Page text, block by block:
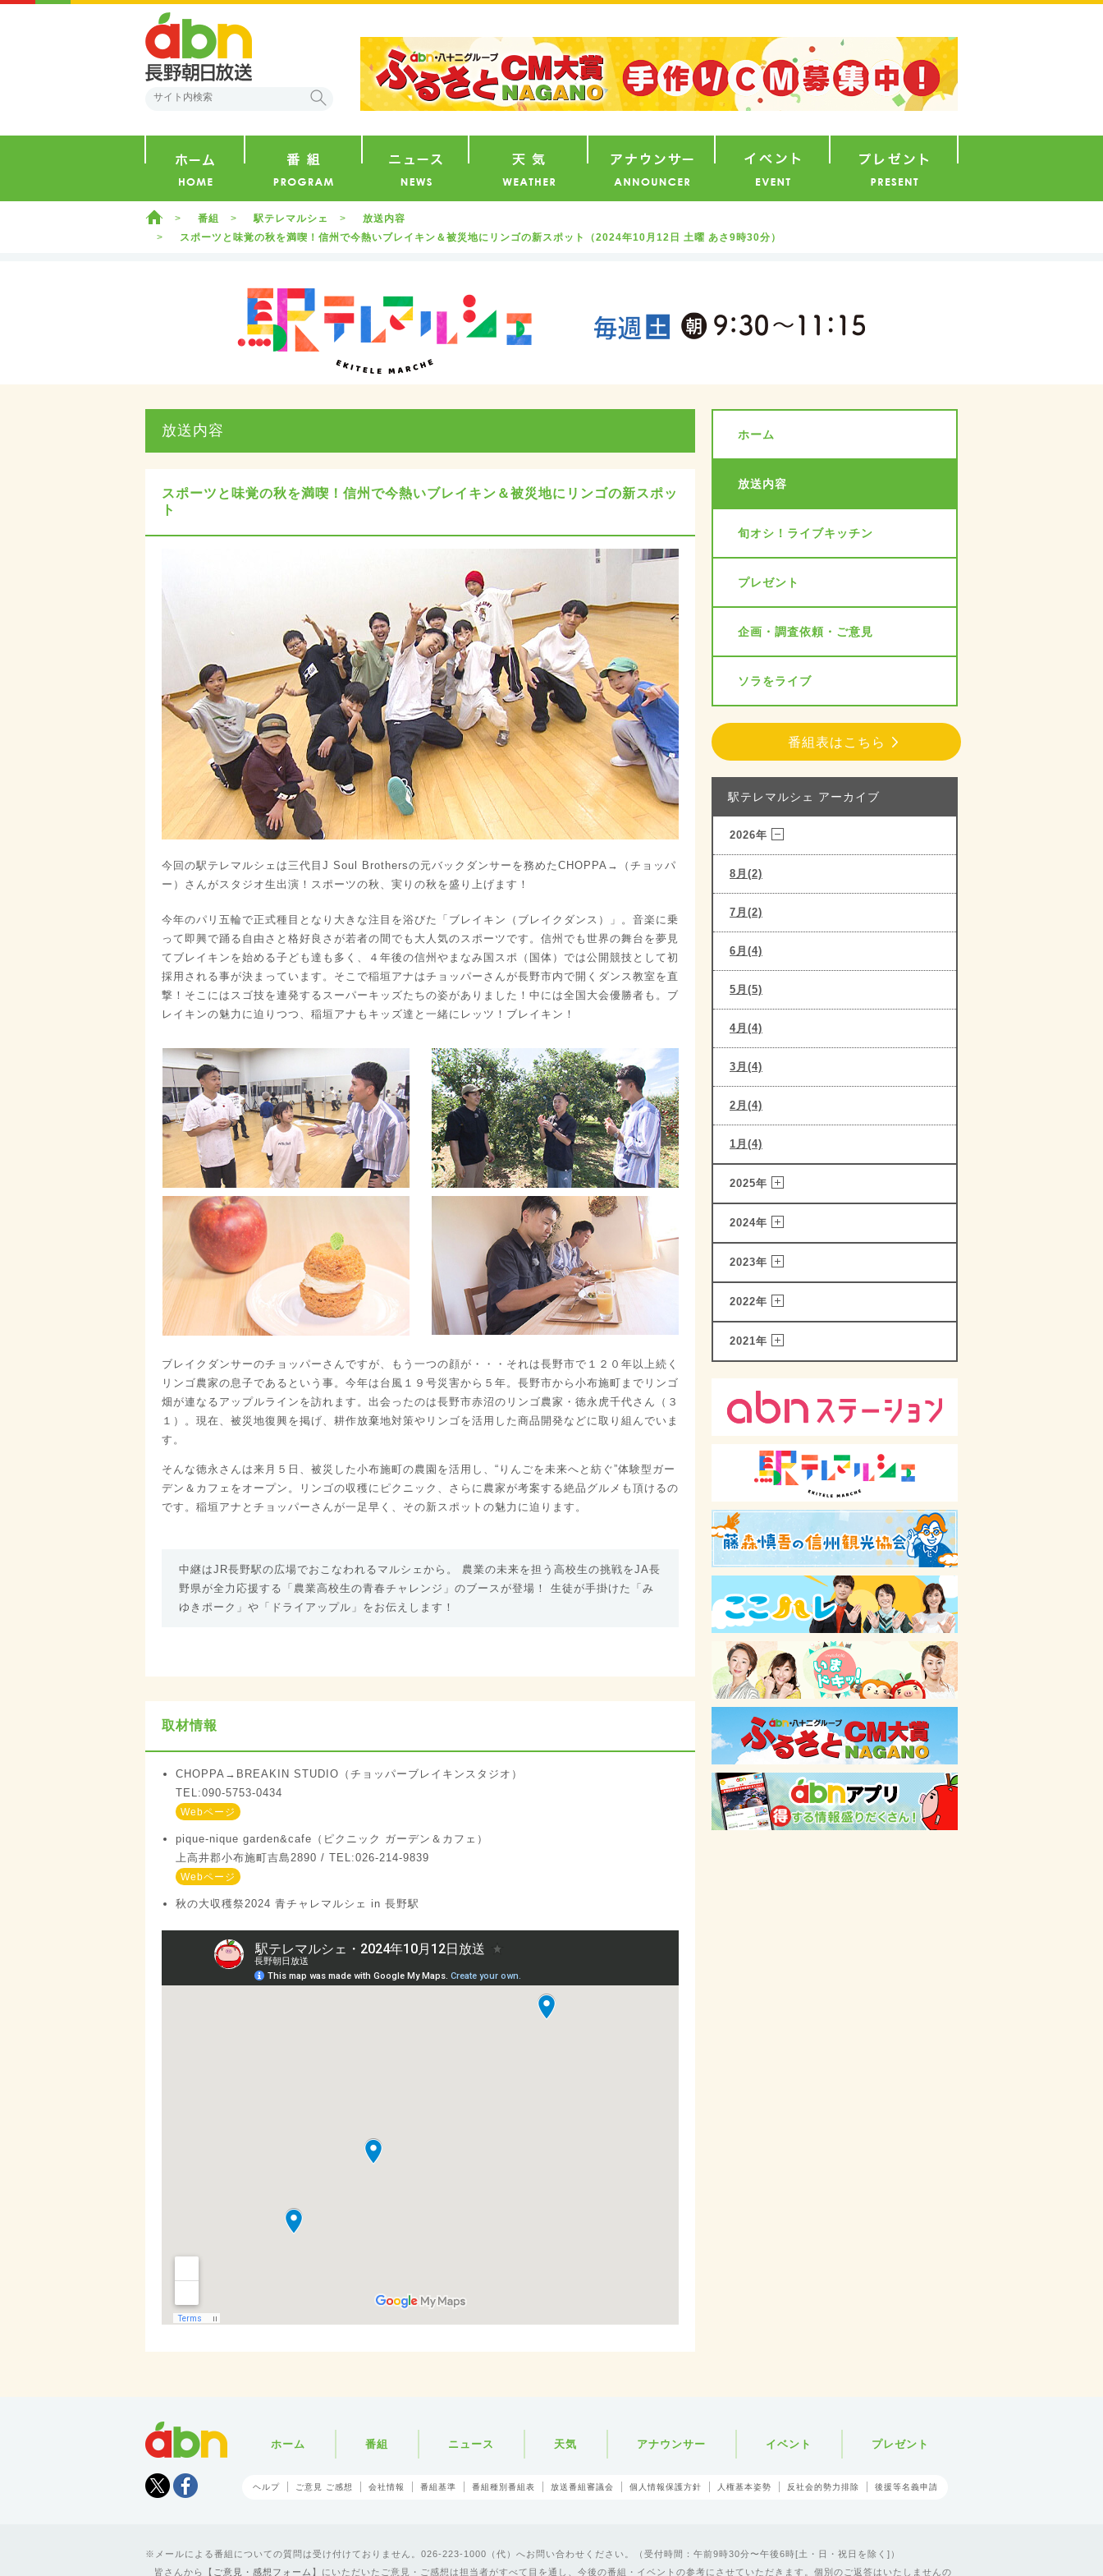
ホーム 番組 駅テレマルシェ
放送内容
スポーツと味覚の秋を満喫！信州で今熱いブレイキン＆被災地にリンゴの新スポット（2024年10月12日 土曜 あさ9時30分）
放送内容
スポーツと味覚の秋を満喫！信州で今熱いブレイキン＆被災地にリンゴの新スポッ
ト
今回の駅テレマルシェは三代目J Soul Brothersの元バックダンサーを務めたCHOPPA→（チョッパ
ー）さんがスタジオ生出演！スポーツの秋、実りの秋を盛り上げます！
今年のパリ五輪で正式種目となり大きな注目を浴びた「ブレイキン（ブレイクダンス）」。音楽に乗
って即興で踊る自由さと格好良さが若者の間でも大人気のスポーツです。信州でも世界の舞台を夢見
てブレイキンを始める子ども達も多く、４年後の信州やまなみ国スポ（国体）では公開競技として初
採用される事が決まっています。そこで稲垣アナはチョッパーさんが長野市内で開くダンス教室を直
撃！そこにはスゴ技を連発するスーパーキッズたちの姿がありました！中には全国大会優勝者も。ブ
レイキンの魅力に迫りつつ、稲垣アナもキッズ達と一緒にレッツ！ブレイキン！
ブレイクダンサーのチョッパーさんですが、もう一つの顔が・・・それは長野市で１２０年以上続く
リンゴ農家の息子であるという事。今年は台風１９号災害から５年。長野市から小布施町までリンゴ
畑が連なるアップルラインを訪れます。出会ったのは長野市赤沼のリンゴ農家・徳永虎千代さん（３
１）。現在、被災地復興を掲げ、耕作放棄地対策やリンゴを活用した商品開発などに取り組んでいま
す。
そんな徳永さんは来月５日、被災した小布施町の農園を活用し、“りんごを未来へと紡ぐ”体験型ガー
デン＆カフェをオープン。リンゴの収穫にピクニック、さらに農家が考案する絶品グルメも頂けるの
です。稲垣アナとチョッパーさんが一足早く、その新スポットの魅力に迫ります。
中継はJR長野駅の広場でおこなわれるマルシェから。 農業の未来を担う高校生の挑戦をJA長
野県が全力応援する「農業高校生の青春チャレンジ」のブースが登場！ 生徒が手掛けた「み
ゆきポーク」や「ドライアップル」をお伝えします！
取材情報
CHOPPA→BREAKIN STUDIO（チョッパーブレイキンスタジオ）
TEL:090-5753-0434
Webページ
pique-nique garden&cafe（ピクニック ガーデン＆カフェ）
上高井郡小布施町吉島2890 / TEL:026-214-9839
Webページ
秋の大収穫祭2024 青チャレマルシェ in 長野駅
ホーム
放送内容
旬オシ！ライブキッチン
プレゼント
企画・調査依頼・ご意見
ソラをライブ
番組表はこちら
駅テレマルシェ アーカイブ
2026年
8月(2)
7月(2)
6月(4)
5月(5)
4月(4)
3月(4)
2月(4)
1月(4)
2025年
2024年
2023年
2022年
2021年
Tweet
ホーム 番組 ニュース 天気 アナウンサー イベント プレゼント
ヘルプ ご意見 ご感想 会社情報 番組基準 番組種別番組表 放送番組審議会 個人情報保護方針 人権基本姿勢 反社会的勢力排除 後援等名義申請
メールによる番組についての質問は受け付けておりません。026-223-1000（代）へお問い合わせください。（受付時間：午前9時30分〜午後6時[土・日・祝日を除く]）
皆さんから【 ご意見・感想フォーム 】にいただいたご意見・ご感想は担当者がすべて目を通し、今後の番組・イベントの参考にさせていただきます。個別のご返答はいたしませんの